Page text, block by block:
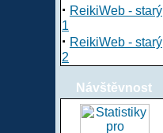
· ReikiWeb - starý
1
· ReikiWeb - starý
2
Návštěvnost